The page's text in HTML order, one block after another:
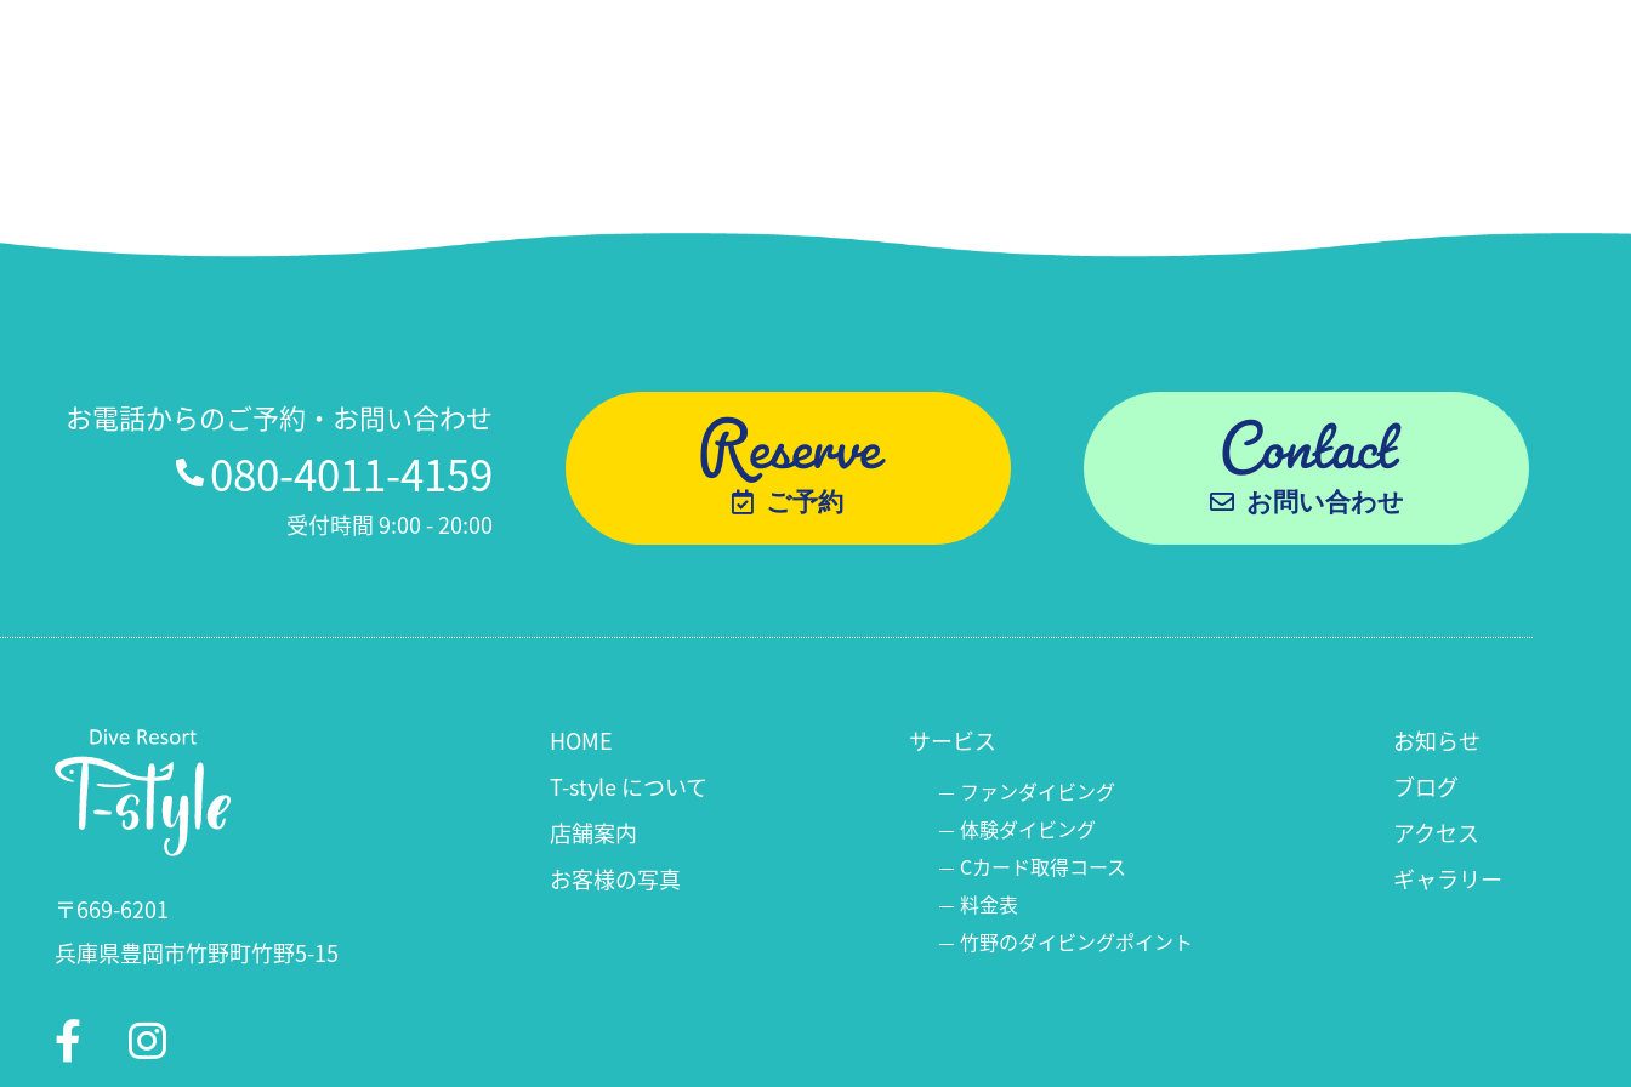
お電話からのご予約・お問い合わせ
080-4011-4159
受付時間 9:00 - 20:00 Reserve
ご予約 Contact
お問い合わせ
〒669-6201
兵庫県豊岡市竹野町竹野5-15
HOME
T-style について
店舗案内
お客様の写真
サービス
ファンダイビング
体験ダイビング
Cカード取得コース
料金表
竹野のダイビングポイント
お知らせ
ブログ
アクセス
ギャラリー